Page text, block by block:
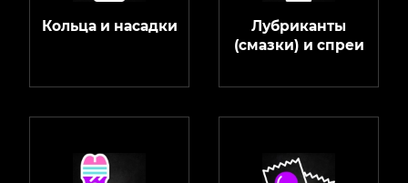
Кольца и насадки
Лубриканты
(смазки) и спреи